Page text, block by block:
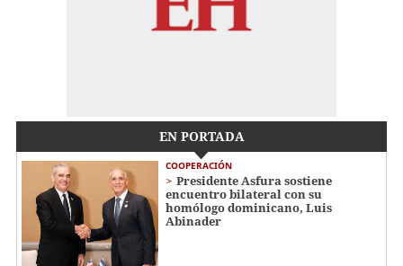
EN PORTADA
COOPERACIÓN
Presidente Asfura sostiene
encuentro bilateral con su
homólogo dominicano, Luis
Abinader